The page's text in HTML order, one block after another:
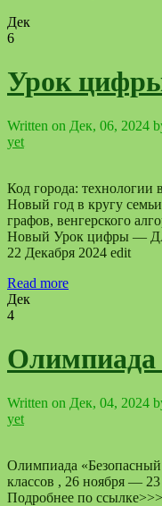
Дек
6
Урок
Written on Дек, 06, 2024
yet
Код города: технологии
Новый год в кругу
графов, венгерского
Новый Урок цифры —
22 Декабря 2024 edit
Read more
Дек
4
Олимпиада
Written on Дек, 04, 2024
yet
Олимпиада «Безопасный
классов , 26 ноября — 23
Подробнее по